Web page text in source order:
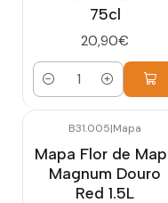
75cl
20,90€
Cantidad
B31.005|Mapa
Mapa Flor de
Magnum Douro
Red 1.5L